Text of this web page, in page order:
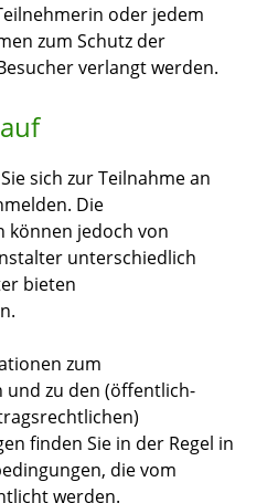
oder jedem
zum Schutz der
verlangt werden.
sich zur Teilnahme an
Die
können jedoch von
unterschiedlich
bieten
zum
und zu den (öffentlich-
finden Sie in der Regel in
die vom
werden.